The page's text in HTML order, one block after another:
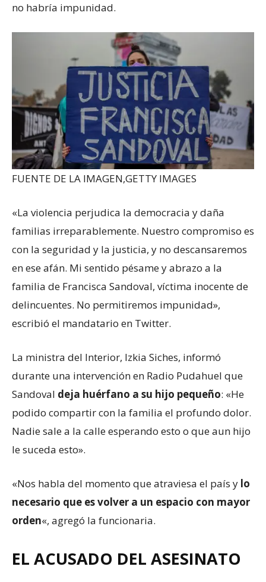
no habría impunidad.
FUENTE DE LA IMAGEN,GETTY IMAGES
«La violencia perjudica la democracia y daña
familias irreparablemente. Nuestro compromiso es
con la seguridad y la justicia, y no descansaremos
en ese afán. Mi sentido pésame y abrazo a la
familia de Francisca Sandoval, víctima inocente de
delincuentes. No permitiremos impunidad»,
escribió el mandatario en Twitter.
La ministra del Interior, Izkia Siches, informó
durante una intervención en Radio Pudahuel que
Sandoval deja huérfano a su hijo pequeño: «He
podido compartir con la familia el profundo dolor.
Nadie sale a la calle esperando esto o que aun hijo
le suceda esto».
«Nos habla del momento que atraviesa el país y lo
necesario que es volver a un espacio con mayor
orden«, agregó la funcionaria.
EL ACUSADO DEL ASESINATO